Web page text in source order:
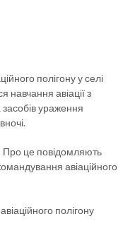
полігону у селі
навчання авіації з
ураження
Про це повідомляють
авіаційного
полігону